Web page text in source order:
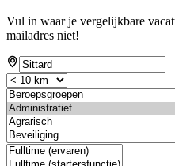
Vul in waar je vergelijkbare
mailadres niet!